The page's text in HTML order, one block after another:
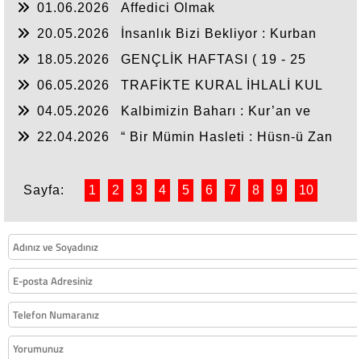
01.06.2026
Affedici Olmak
20.05.2026
İnsanlık Bizi Bekliyor : Kurban
18.05.2026
GENÇLİK HAFTASI ( 19 - 25
06.05.2026
TRAFİKTE KURAL İHLALİ KUL
04.05.2026
Kalbimizin Baharı : Kur’an ve
22.04.2026
“ Bir Mümin Hasleti : Hüsn-ü Zan
Sayfa: 1 2 3 4 5 6 7 8 9 10